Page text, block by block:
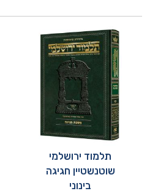
תלמוד ירושלמי
שוטנשטיין חגיגה
בינוני